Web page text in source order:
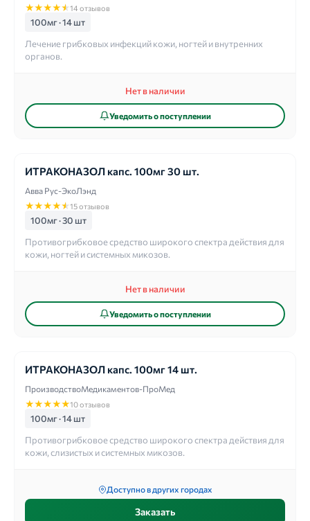
★★★★★14 отзывов
100мг · 14 шт
Лечение грибковых инфекций кожи, ногтей и внутренних
органов.
Нет в наличии
Уведомить о поступлении
ИТРАКОНАЗОЛ капс. 100мг 30 шт.
Авва Рус-ЭкоЛэнд
★★★★★15 отзывов
100мг · 30 шт
Противогрибковое средство широкого спектра действия для
кожи, ногтей и системных микозов.
Нет в наличии
Уведомить о поступлении
ИТРАКОНАЗОЛ капс. 100мг 14 шт.
ПроизводствоМедикаментов-ПроМед
★★★★★10 отзывов
100мг · 14 шт
Противогрибковое средство широкого спектра действия для
кожи, слизистых и системных микозов.
Доступно в других городах
Заказать